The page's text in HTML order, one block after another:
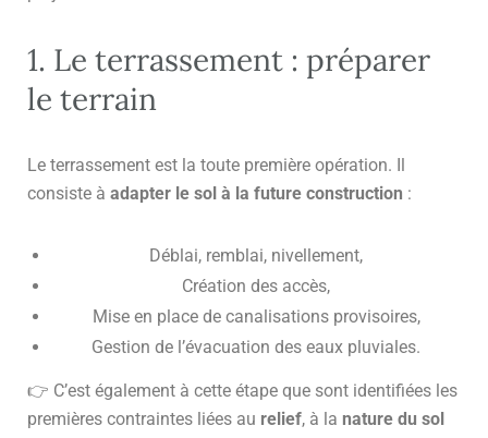
1. Le terrassement : préparer
le terrain
Le terrassement est la toute première opération. Il
consiste à adapter le sol à la future construction :
Déblai, remblai, nivellement,
Création des accès,
Mise en place de canalisations provisoires,
Gestion de l’évacuation des eaux pluviales.
👉 C’est également à cette étape que sont identifiées les
premières contraintes liées au relief, à la nature du sol